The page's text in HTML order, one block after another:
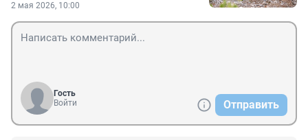
2 мая 2026, 10:00
Гость
Войти
Отправить